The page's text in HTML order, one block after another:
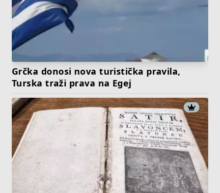
Grčka donosi nova turistička pravila,
Turska traži prava na Egej